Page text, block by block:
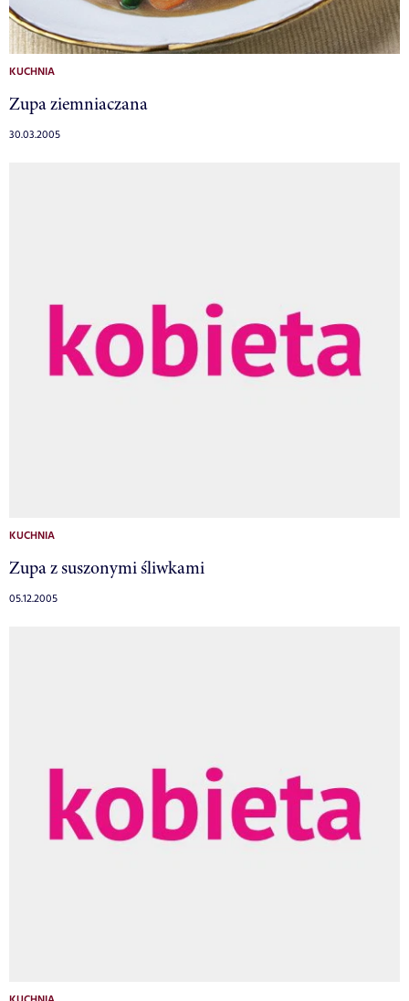
KUCHNIA
Zupa ziemniaczana
30.03.2005
KUCHNIA
Zupa z suszonymi śliwkami
05.12.2005